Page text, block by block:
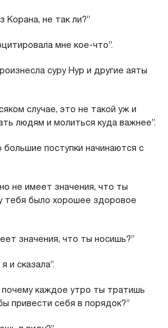
Корана, не так ли?”
мне кое-что”.
суру Нур и другие аяты
случае, это не такой уж и
людям и молиться куда важнее”.
большие поступки начинаются с
не имеет значения, что ты
тебя было хорошее здоровое
значения, что ты носишь?”
и сказала”.
почему каждое утро ты тратишь
привести себя в порядок?”